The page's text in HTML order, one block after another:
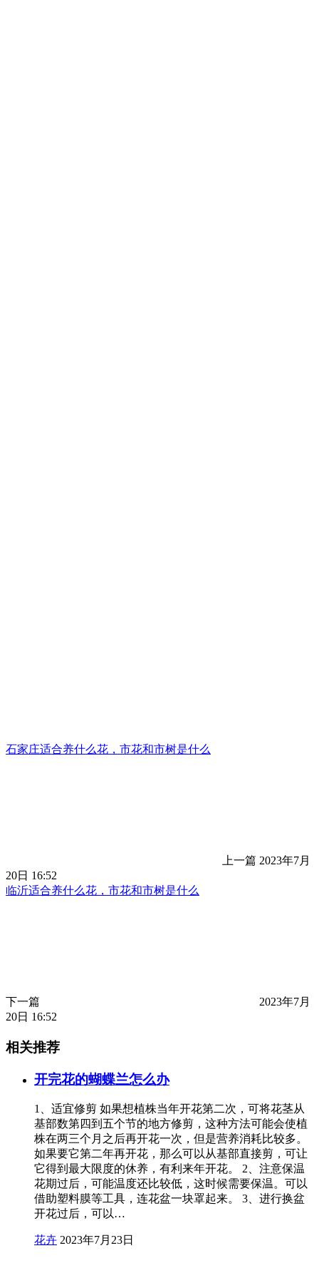
石家庄适合养什么花，市花和市树是什么
上一篇 2023年7月
20日 16:52
临沂适合养什么花，市花和市树是什么
下一篇
2023年7月
20日 16:52
相关推荐
开完花的蝴蝶兰怎么办
1、适宜修剪 如果想植株当年开花第二次，可将花茎从
基部数第四到五个节的地方修剪，这种方法可能会使植
株在两三个月之后再开花一次，但是营养消耗比较多。
如果要它第二年再开花，那么可以从基部直接剪，可让
它得到最大限度的休养，有利来年开花。 2、注意保温
花期过后，可能温度还比较低，这时候需要保温。可以
借助塑料膜等工具，连花盆一块罩起来。 3、进行换盆
开花过后，可以…
花卉 2023年7月23日